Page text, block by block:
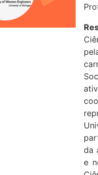
da
e